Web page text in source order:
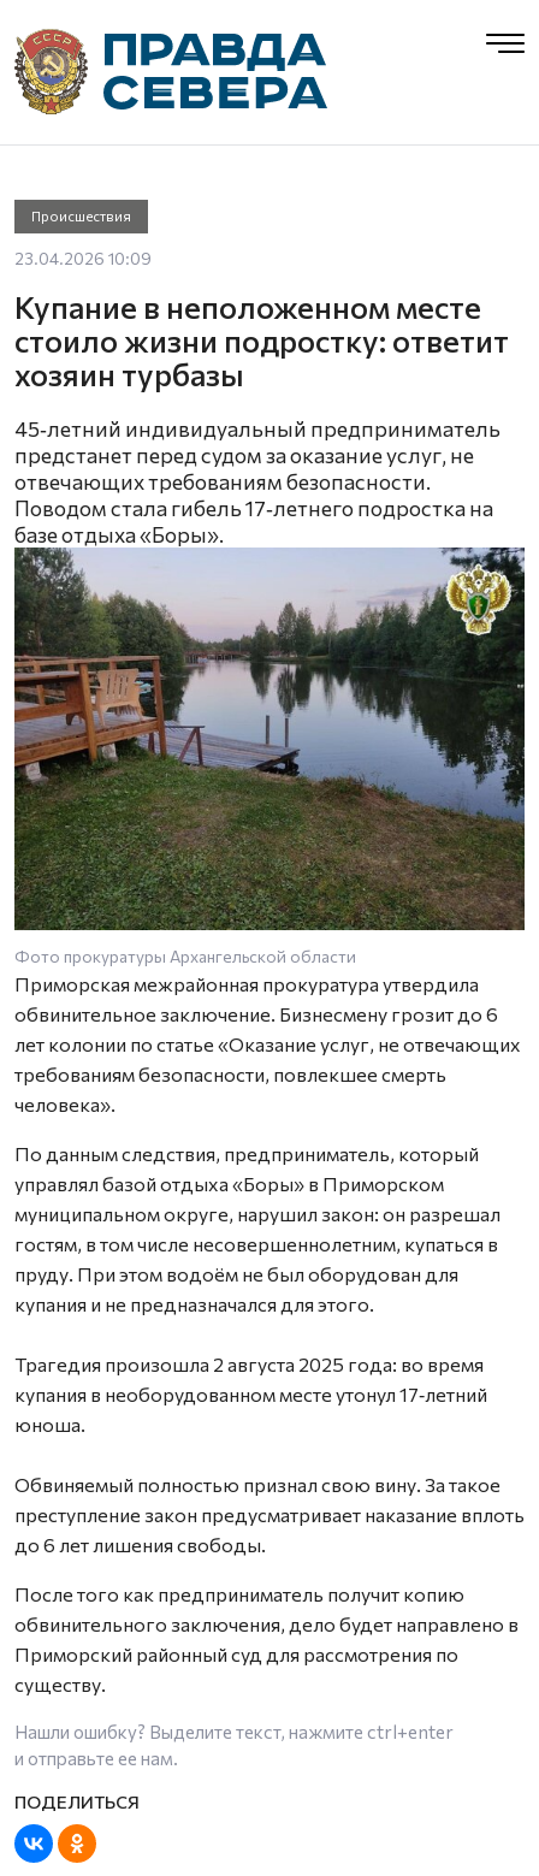
Происшествия
23.04.2026 10:09
Купание в неположенном месте
стоило жизни подростку: ответит
хозяин турбазы
45‑летний индивидуальный предприниматель
предстанет перед судом за оказание услуг, не
отвечающих требованиям безопасности.
Поводом стала гибель 17‑летнего подростка на
базе отдыха «Боры».
Фото прокуратуры Архангельской области
Приморская межрайонная прокуратура утвердила
обвинительное заключение. Бизнесмену грозит до 6
лет колонии по статье «Оказание услуг, не отвечающих
требованиям безопасности, повлекшее смерть
человека».
По данным следствия, предприниматель, который
управлял базой отдыха «Боры» в Приморском
муниципальном округе, нарушил закон: он разрешал
гостям, в том числе несовершеннолетним, купаться в
пруду. При этом водоём не был оборудован для
купания и не предназначался для этого.
Трагедия произошла 2 августа 2025 года: во время
купания в необорудованном месте утонул 17‑летний
юноша.
Обвиняемый полностью признал свою вину. За такое
преступление закон предусматривает наказание вплоть
до 6 лет лишения свободы.
После того как предприниматель получит копию
обвинительного заключения, дело будет направлено в
Приморский районный суд для рассмотрения по
существу.
Нашли ошибку? Выделите текст, нажмите ctrl+enter
и отправьте ее нам.